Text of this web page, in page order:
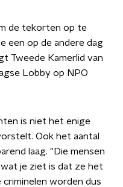
de tekorten op te
een op de andere dag
Tweede Kamerlid van
Lobby op NPO
is niet het enige
Ook het aantal
laag. "Die mensen
je ziet is dat ze het
criminelen worden dus